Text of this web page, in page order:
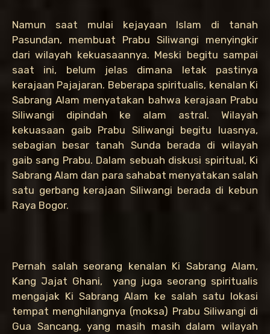
Namun saat mulai kejayaan Islam di tanah
Pasundan, membuat Prabu Siliwangi menyingkir
dari wilayah kekuasaannya. Meski begitu sampai
saat ini, belum jelas dimana letak pastinya
kerajaan Pajajaran. Beberapa spiritualis, kenalan Ki
Sabrang Alam menyatakan bahwa kerajaan Prabu
Siliwangi dipindah ke alam astral. Wilayah
kekuasaan gaib Prabu Siliwangi begitu luasnya,
sebagian besar tanah Sunda berada di wilayah
gaib sang Prabu. Dalam sebuah diskusi spiritual, Ki
Sabrang Alam dan para sahabat menyatakan salah
satu gerbang kerajaan Siliwangi berada di kebun
Raya Bogor.
Pernah salah seorang kenalan Ki Sabrang Alam,
Kang Jajat Ghani, yang juga seorang spiritualis
mengajak Ki Sabrang Alam ke salah satu lokasi
tempat menghilangnya (moksa) Prabu Siliwangi di
Gua Sancang, yang masih masih dalam wilayah